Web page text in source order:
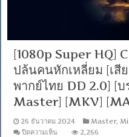
[1080p Super HQ]
ปล้นคนหักเหลี่ยม [เสี
พากย์ไทย DD 2.0] [
Master] [MKV]
26 ธันวาคม 2024 Master,
ปิดความเห็น
2,266